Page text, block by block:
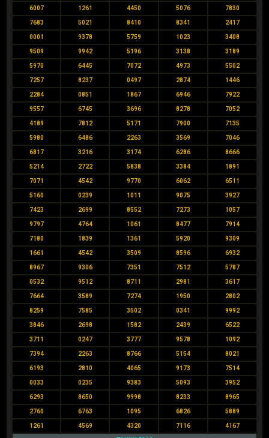
6007 1261 4450 5076 7830
7683 5021 8410 8341 2417
0001 9378 5759 1023 3408
9509 9942 5196 3138 3189
5970 6445 7072 4973 5502
7257 8237 0497 2874 1446
2284 0851 1867 6946 7922
9557 6745 3696 8278 7052
4189 7812 5171 7900 7135
5980 6486 2263 3569 7046
6817 3216 3174 6286 8666
5214 2722 5838 3384 1891
7071 4542 9770 6062 6511
5160 0239 1011 9075 3927
7423 2699 8552 7273 1057
9797 4764 1061 8477 7914
7180 1839 1361 5920 9309
1661 4542 3509 8596 6932
8967 9306 7351 7512 5787
0532 9512 8711 2981 3617
7664 3589 7274 1950 2802
8259 7585 3502 0341 9992
3846 2698 1582 2439 6522
3711 0247 3777 9578 1092
7394 2263 8766 5154 8021
6193 2810 4065 9173 7514
0033 0235 9383 5093 3952
6293 8650 9998 8233 8965
2760 6763 1095 6826 5889
1261 4569 4320 7116 4167